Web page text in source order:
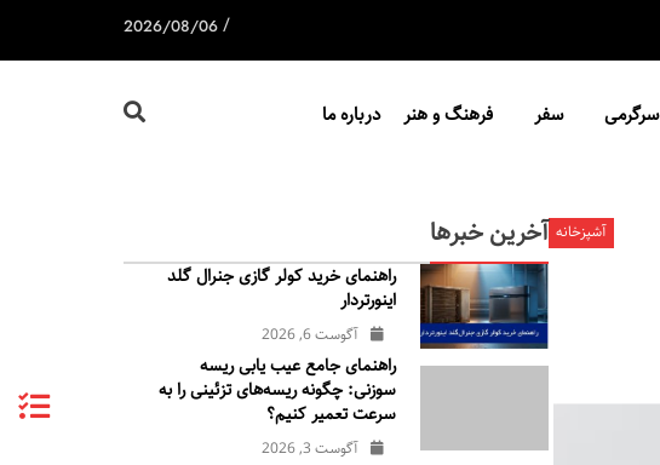
/
2026/08/06
سرگرمی سفر فرهنگ و هنر درباره ما
آشپزخانه آخرین خبرها
راهنمای خرید کولر گازی جنرال‌ گلد
اینورتر‌دار
آگوست 6, 2026
راهنمای جامع عیب یابی ریسه
سوزنی: چگونه ریسه‌های تزئینی را به
سرعت تعمیر کنیم؟
آگوست 3, 2026